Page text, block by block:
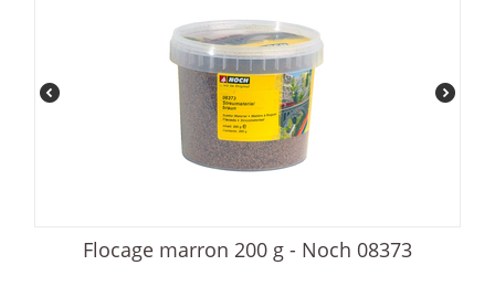
Flocage marron 200 g - Noch 08373